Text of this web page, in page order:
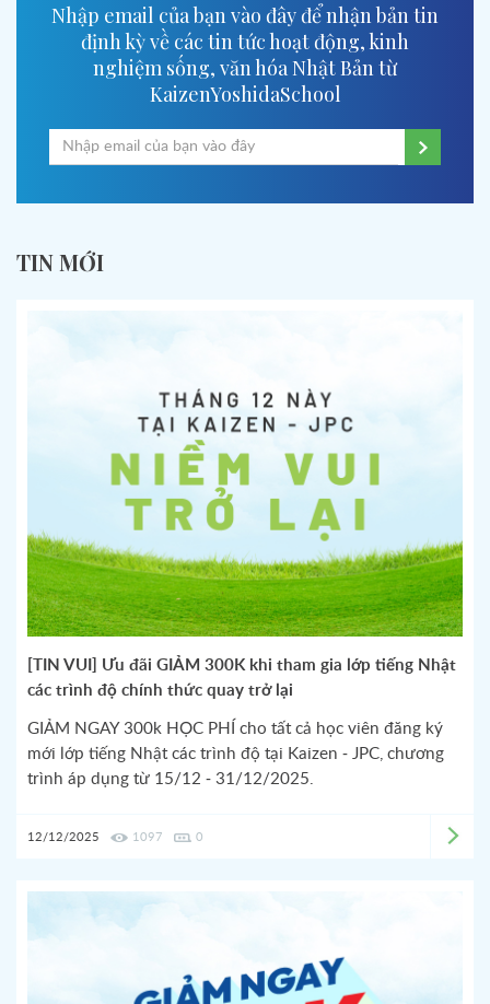
Nhập email của bạn vào đây để nhận bản tin
định kỳ về các tin tức hoạt động, kinh
nghiệm sống, văn hóa Nhật Bản từ
KaizenYoshidaSchool
TIN MỚI
[TIN VUI] Ưu đãi GIẢM 300K khi tham gia lớp tiếng Nhật
các trình độ chính thức quay trở lại
GIẢM NGAY 300k HỌC PHÍ cho tất cả học viên đăng ký
mới lớp tiếng Nhật các trình độ tại Kaizen - JPC, chương
trình áp dụng từ 15/12 - 31/12/2025.
12/12/2025 1097 0